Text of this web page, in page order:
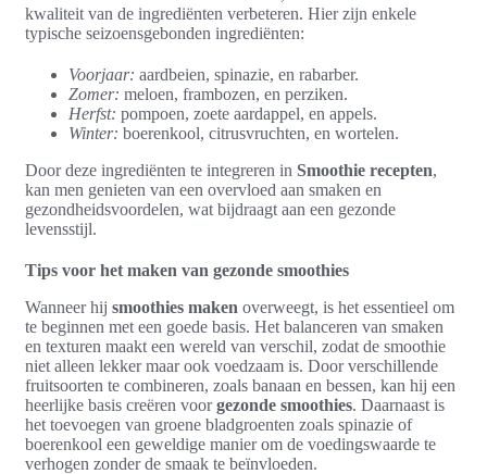
kwaliteit van de ingrediënten verbeteren. Hier zijn enkele
typische seizoensgebonden ingrediënten:
Voorjaar: aardbeien, spinazie, en rabarber.
Zomer: meloen, frambozen, en perziken.
Herfst: pompoen, zoete aardappel, en appels.
Winter: boerenkool, citrusvruchten, en wortelen.
Door deze ingrediënten te integreren in Smoothie recepten,
kan men genieten van een overvloed aan smaken en
gezondheidsvoordelen, wat bijdraagt aan een gezonde
levensstijl.
Tips voor het maken van gezonde smoothies
Wanneer hij smoothies maken overweegt, is het essentieel om
te beginnen met een goede basis. Het balanceren van smaken
en texturen maakt een wereld van verschil, zodat de smoothie
niet alleen lekker maar ook voedzaam is. Door verschillende
fruitsoorten te combineren, zoals banaan en bessen, kan hij een
heerlijke basis creëren voorgezonde smoothies. Daarnaast is
het toevoegen van groene bladgroenten zoals spinazie of
boerenkool een geweldige manier om de voedingswaarde te
verhogen zonder de smaak te beïnvloeden.